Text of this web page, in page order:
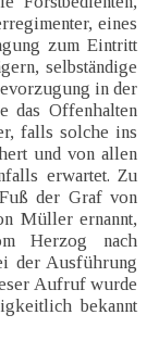
eines
zum Eintritt
selbständige
in der
das Offenhalten
falls solche ins
und von allen
erwartet. Zu
der Graf von
Müller ernannt,
Herzog nach
der Ausführung
Aufruf wurde
bekannt